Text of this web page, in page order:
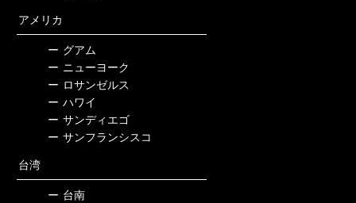
アメリカ
ー グアム
ー ニューヨーク
ー ロサンゼルス
ー ハワイ
ー サンディエゴ
ー サンフランシスコ
台湾
ー 台南